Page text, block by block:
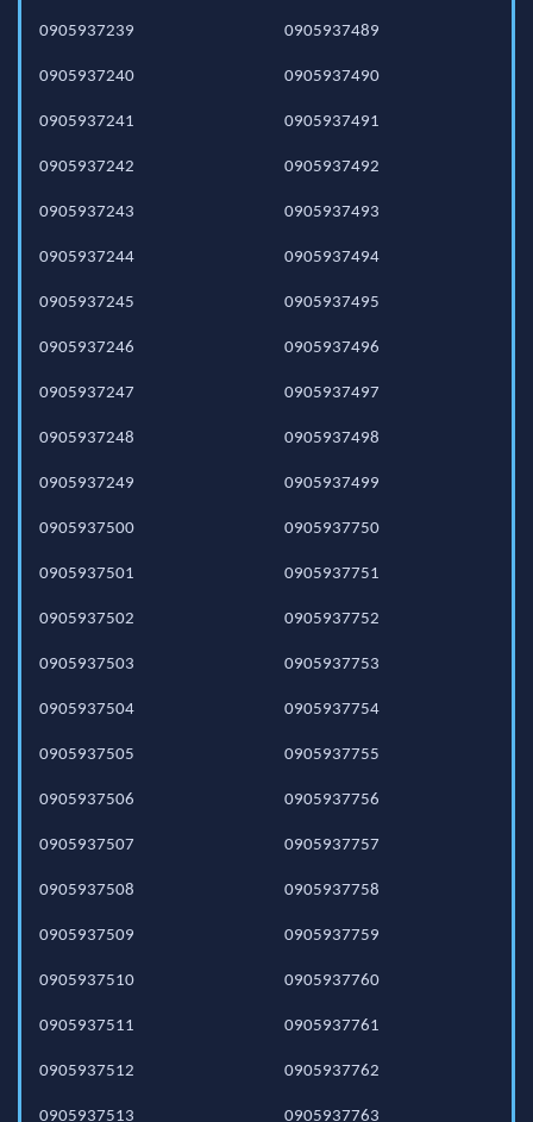
0905937239
0905937240
0905937241
0905937242
0905937243
0905937244
0905937245
0905937246
0905937247
0905937248
0905937249
0905937489
0905937490
0905937491
0905937492
0905937493
0905937494
0905937495
0905937496
0905937497
0905937498
0905937499
0905937500
0905937501
0905937502
0905937503
0905937504
0905937505
0905937506
0905937507
0905937508
0905937509
0905937510
0905937511
0905937512
0905937513
0905937750
0905937751
0905937752
0905937753
0905937754
0905937755
0905937756
0905937757
0905937758
0905937759
0905937760
0905937761
0905937762
0905937763